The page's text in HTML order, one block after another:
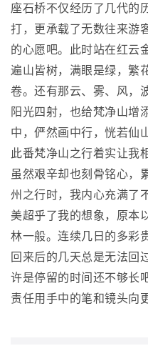
座石桥不仅经历了几代的
打，更承载了无数往来游
的心愿吧。此时站在红云
遍山皆树，满眼是绿，繁
卷。还有那云、雾、风，
阳光四射，也给梵净山增
中，俨然画中行，恍若仙
此番梵净山之行着实让我
虽然艰辛却也刻骨铭心，
州之行时，我内心充满了
美超乎了我的想象，原本
林一般。连续几日的多彩
回来后的几天总是无法回
许是停留的时间还不够长
责任用手中的笔和镜头向